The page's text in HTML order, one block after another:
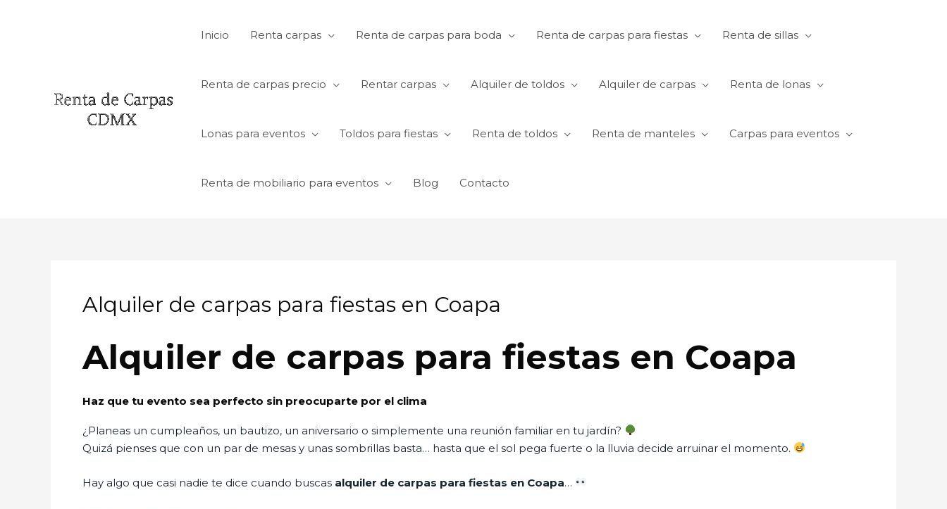
Inicio Renta carpas Renta de carpas para boda Renta de carpas para fiestas Renta de sillas
Renta de carpas precio Rentar carpas Alquiler de toldos Alquiler de carpas Renta de lonas
Lonas para eventos Toldos para fiestas Renta de toldos Renta de manteles Carpas para eventos
Renta de mobiliario para eventos Blog Contacto
Alquiler de carpas para fiestas en Coapa
Alquiler de carpas para fiestas en Coapa
Haz que tu evento sea perfecto sin preocuparte por el clima
¿Planeas un cumpleaños, un bautizo, un aniversario o simplemente una reunión familiar en tu jardín?
Quizá pienses que con un par de mesas y unas sombrillas basta… hasta que el sol pega fuerte o la lluvia decide arruinar el momento.
Hay algo que casi nadie te dice cuando buscas alquiler de carpas para fiestas en Coapa…